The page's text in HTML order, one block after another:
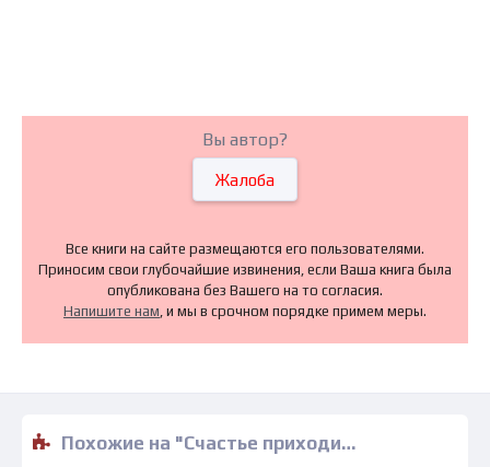
Вы автор?
Жалоба
Все книги на сайте размещаются его пользователями.
Приносим свои глубочайшие извинения, если Ваша книга была
опубликована без Вашего на то согласия.
Напишите нам , и мы в срочном порядке примем меры.
Похожие на "Счастье приходит с Рождеством - Аманда Браунинг" книги читать бесплатно полные версии